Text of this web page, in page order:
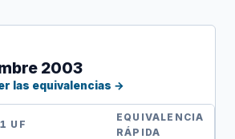
2003
las equivalencias →
1 UF
EQUIVALENCIA
RÁPIDA